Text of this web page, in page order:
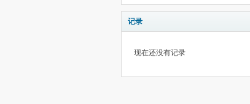
记录
现在还没有记录